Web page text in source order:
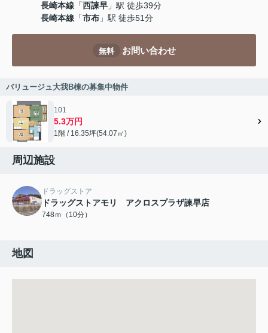
長崎本線 「西諫早 」駅 徒歩39分
長崎本線 「市布 」駅 徒歩51分
無料 お問い合わせ
バリュージュ大我B棟の募集中物件
101
5.3万円
1階 / 16.35坪(54.07㎡)
周辺施設
ドラッグストア
ドラッグストアモリ アクロスプラザ諫早店
748ｍ（10分）
地図